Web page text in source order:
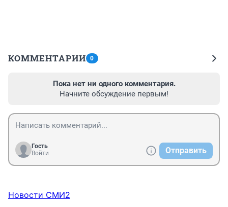
КОММЕНТАРИИ 0
Пока нет ни одного комментария.
Начните обсуждение первым!
Гость
Войти
Отправить
Новости СМИ2